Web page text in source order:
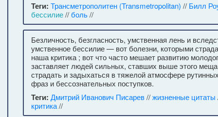
Теги: Трансметрополитен (Transmetropolitan) // Билл
бессилие//боль//
Безличность, безгласность, умственная лень и
умственное бессилие — вот болезни, которыми
наша критика ; вот что часто мешает развитию
заставляет людей сильных, ставших выше этого
страдать и задыхаться в тяжелой атмосфере
фраз и бессознательных поступков.
Теги: Дмитрий Иванович Писарев//жизненные цитаты
критика//